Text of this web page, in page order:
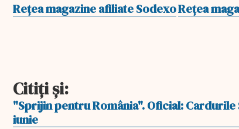
Rețea magazine afiliate SodexoRețea
Citiţi şi:
"Sprijin pentru România". Oficial:
iunie